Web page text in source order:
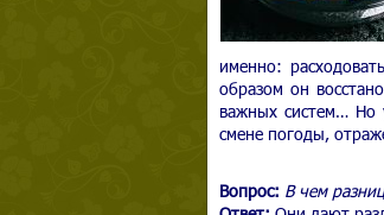
именно:
образом он
важных систем… Но
смене погоды,
Вопрос: В чем